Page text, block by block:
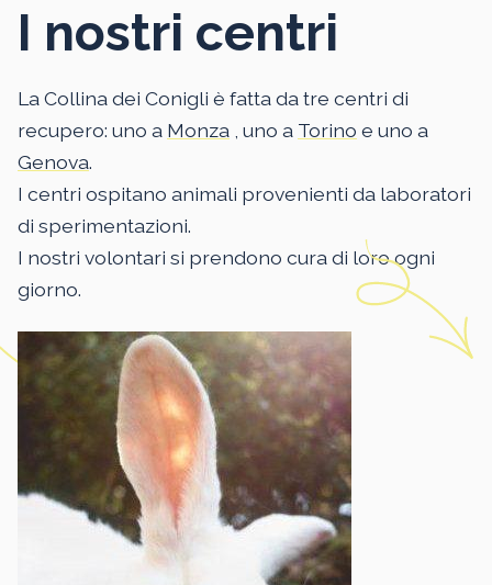
I nostri centri
La Collina dei Conigli è fatta da tre centri di
recupero: uno a Monza , uno a Torino e uno a
Genova.
I centri ospitano animali provenienti da laboratori
di sperimentazioni.
I nostri volontari si prendono cura di loro ogni
giorno.